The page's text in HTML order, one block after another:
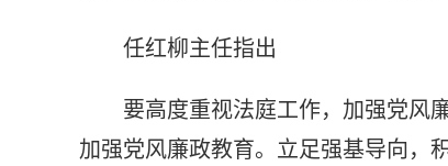
任红柳主任指出
要高度重视法庭工作，加强党风
加强党风廉政教育。立足强基导向，